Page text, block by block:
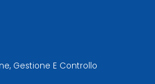
Gestione E Controllo